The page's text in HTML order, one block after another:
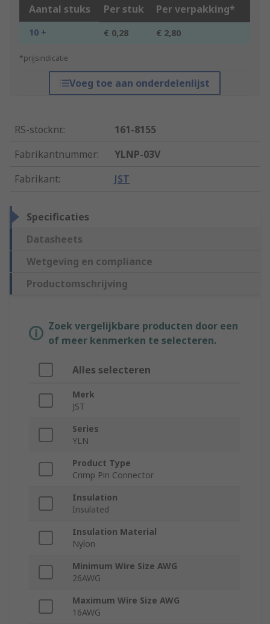
Aantal stuks Per stuk Per verpakking*
10 + € 0,28 € 2,80
*prijsindicatie
Voeg toe aan onderdelenlijst
RS-stocknr.:
161-8155
Fabrikantnummer:
YLNP-03V
Fabrikant: JST
Specificaties
Datasheets
Wetgeving en compliance
Productomschrijving
Zoek vergelijkbare producten door een
of meer kenmerken te selecteren.
Alles selecteren
Merk
JST
Series
YLN
Product Type
Crimp Pin Connector
Insulation
Insulated
Insulation Material
Nylon
Minimum Wire Size AWG
26AWG
Maximum Wire Size AWG
16AWG